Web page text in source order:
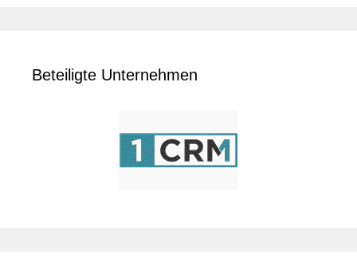
Beteiligte Unternehmen